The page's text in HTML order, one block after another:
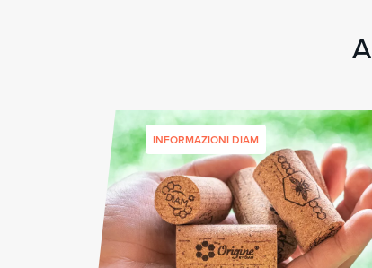
INFORMAZIONI DIAM